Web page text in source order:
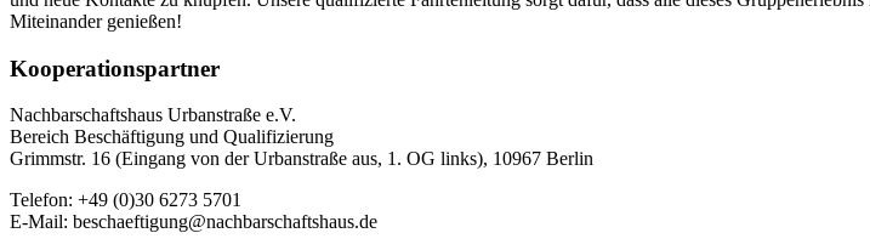
Miteinander genießen!
Kooperationspartner
Nachbarschaftshaus Urbanstraße e.V.
Bereich Beschäftigung und Qualifizierung
Grimmstr. 16 (Eingang von der Urbanstraße aus, 1. OG links), 10967 Berlin
Telefon: +49 (0)30 6273 5701
E-Mail: beschaeftigung@nachbarschaftshaus.de